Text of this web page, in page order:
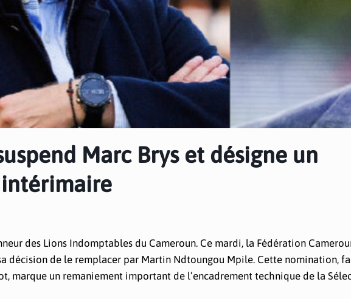
Marc Brys et désigne un
des Lions Indomptables du Cameroun. Ce mardi, la Fédération
décision de le remplacer par Martin Ndtoungou Mpile. Cette nomination,
marque un remaniement important de l’encadrement technique de la